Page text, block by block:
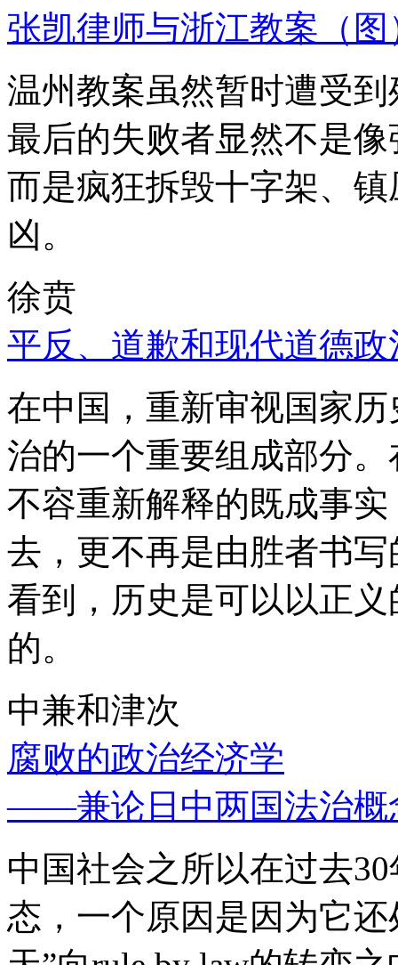
张凯律师与浙江教案（图
温州教案虽然暂时遭受
最后的失败者显然不是
而是疯狂拆毁十字架、
凶。
徐贲
平反、道歉和现代道德政
在中国，重新审视国家
治的一个重要组成部分
不容重新解释的既成事
去，更不再是由胜者书
看到，历史是可以以正
的。
中兼和津次
腐败的政治经济学
——兼论日中两国法治概
中国社会之所以在过去
态，一个原因是因为它